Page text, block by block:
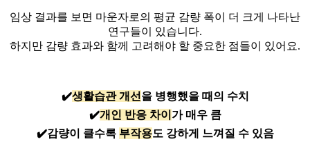
임상 결과를 보면 마운자로의 평균 감량 폭이 더 크게 나타난
연구들이 있습니다.
하지만 감량 효과와 함께 고려해야 할 중요한 점들이 있어요.
✔️생활습관 개선 을 병행했을 때의 수치
✔️개인 반응 차이 가 매우 큼
✔️감량이 클수록 부작용도 강하게 느껴질 수 있음